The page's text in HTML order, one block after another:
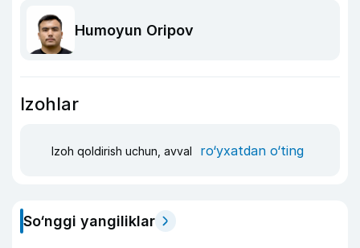
Humoyun Oripov
Izohlar
Izoh qoldirish uchun, avval ro‘yxatdan o‘ting
So‘nggi yangiliklar